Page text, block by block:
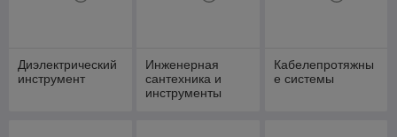
Диэлектрический
инструмент
Инженерная
сантехника и
инструменты
Кабелепротяжны
е системы